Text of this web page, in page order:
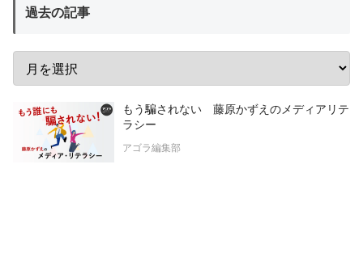
過去の記事
もう騙されない 藤原かずえのメディアリテ
ラシー
アゴラ編集部